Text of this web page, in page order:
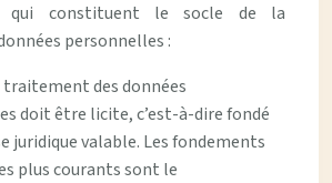
qui constituent le socle de la
personnelles :
traitement des données
doit être licite, c’est-à-dire fondé
juridique valable. Les fondements
plus courants sont le